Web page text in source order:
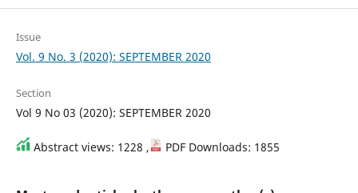
Issue
Vol. 9 No. 3 (2020): SEPTEMBER 2020
Section
Vol 9 No 03 (2020): SEPTEMBER 2020
Abstract views: 1228 , PDF Downloads: 1855